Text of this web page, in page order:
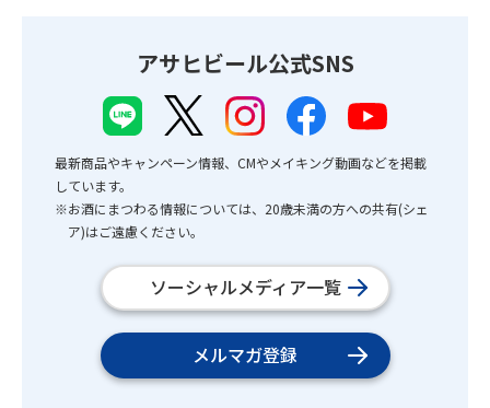
アサヒビール公式SNS
最新商品やキャンペーン情報、CMやメイキング動画などを掲載
しています。
※お酒にまつわる情報については、20歳未満の方への共有(シェ
ア)はご遠慮ください。
ソーシャルメディア一覧
メルマガ登録